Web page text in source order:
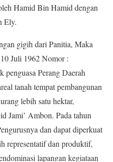
Hamid Bin Hamid dengan
Ely.
gigih dari Panitia, Maka
Juli 1962 Nomor :
penguasa Perang Daerah
tanah tempat pembangunan
lebih satu hektar,
Jami’ Ambon. Pada tahun
dan dapat diperkuat
representatif dan produktif,
lapangan kegiataan